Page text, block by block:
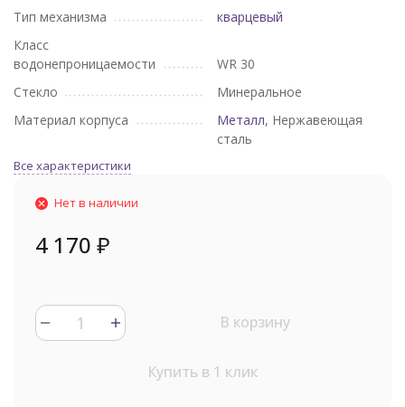
Тип механизма
кварцевый
Класс
водонепроницаемости
WR 30
Стекло
Минеральное
Материал корпуса
Металл, Нержавеющая
сталь
Все характеристики
Нет в наличии
4 170 ₽
В корзину
Купить в 1 клик